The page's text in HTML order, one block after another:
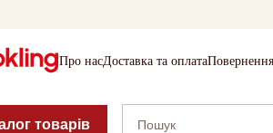
Про насДоставка та оплата
товарів